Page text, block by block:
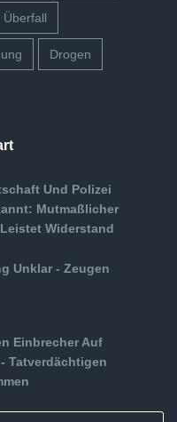
Überfall
Drogen
Und Polizei
Mutmaßlicher
Widerstand
Unklar - Zeugen
Einbrecher Auf
Tatverdächtigen